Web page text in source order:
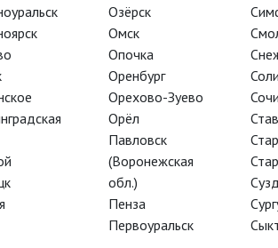
Член ВТО «Союз художников России»,
ассоциации изобразительных искусств
Озёрск
Омск
Опочка
Оренбург
Орехово-Зуево
Орёл
Павловск
(Воронежская
обл.)
Пенза
Первоуральск
Сочи